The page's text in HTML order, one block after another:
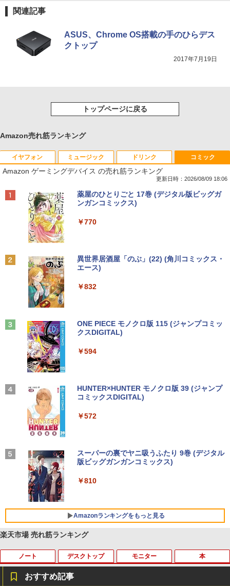
関連記事
ASUS、Chrome OS搭載の手のひらデス
クトップ
2017年7月19日
トップページに戻る
Amazon売れ筋ランキング
イヤフォン
Anker Soundcore P40i オフホワイト
Anker Soundcore P31i ブラック
Anker Soundcore Liberty 5 ミッドナイトブ
ラック
￥14,990
【2026年アップグレード版】AOKIMI ワイヤ
レスイヤホン bluetooth イヤホン V12 小型
るーとゅーす コードレス ENCノイズキャン
￥1,964
リング ANC 36時間再生
￥3,480
ミュージック
BRUCE WAYNE feat. Flo Milli, ATL Jacob
[Explicit]
￥250
BRUCE WAYNE feat. Flo Milli, ATL Jacob
[Explicit]
￥250
見知らぬ糸
On My Road (Stadium ver.)
On My Road (Stadium ver.)
ドリンク
【Amazon.co.jp限定】 い・ろ・は・す 2L P
ET ラベルレス ×8本
￥1,112
by Amazon 天然水 ラベルレス 500ml ×24本
富士山の天然水 バナジウム含有 水 ミネラル
ットル (Smart Basic)
by Amazon 炭酸水 ラベルレス 500ml ×24本
art Basic)
by Amazon 天然水ラベルレス 2L×9本
￥1,117
【Amazon.co.jp限定】 伊藤園 磨かれて、澄
] [ 水 ] [ ペットボトル ] [ 箱買い ] [ ストック
￥998
コミック
Amazon ゲーミングデバイス の売れ筋ランキング
更新日時：2026/08/09 18:06
薬屋のひとりごと 17巻 (デジタル版ビッグガ
ンガンコミックス)
￥770
異世界居酒屋「のぶ」(22) (角川コミックス・
エース)
￥832
ONE PIECE モノクロ版 115 (ジャンプコミッ
クスDIGITAL)
￥594
HUNTER×HUNTER モノクロ版 39 (ジャンプ
コミックスDIGITAL)
￥572
スーパーの裏でヤニ吸うふたり 9巻 (デジタル
版ビッグガンガンコミックス)
￥810
Amazonランキングをもっと見る
楽天市場 売れ筋ランキング
ノート デスクトップ モニター 本
おすすめ記事